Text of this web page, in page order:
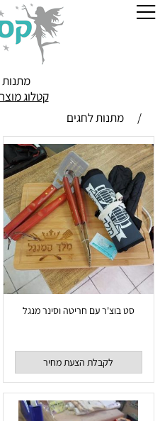
מתנות
קטלוג
/
מתנות לחגים
סט בוצ'ר עם חריטה וסינר מנגל
לקבלת הצעת מחיר